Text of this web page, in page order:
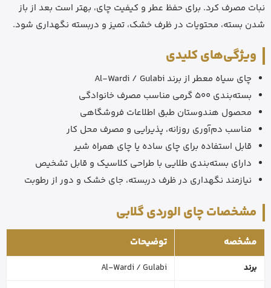
نبات مصرف کرد. برای حفظ عطر و کیفیت چای، بهتر است بعد از باز
شدن بسته، محتویات در ظرف خشک، تمیز و دربسته نگهداری شود.
ویژگی‌های کلیدی
چای سیاه معطر از برند Al-Wardi / Gulabi
بسته‌بندی 500 گرمی مناسب مصرف خانوادگی
محصول هندوستان طبق اطلاعات فروشگاهی
مناسب دم‌آوری روزانه، پذیرایی و مصرف محل کار
قابل استفاده برای چای ساده یا چای همراه شیر
دارای بسته‌بندی طلایی با طراحی کلاسیک و قابل تشخیص
نیازمند نگهداری در ظرف دربسته، جای خشک و دور از رطوبت
مشخصات چای الوردی گلابی
مشخصه توضیحات
برند
Al-Wardi / Gulabi